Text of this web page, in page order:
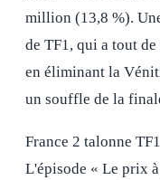
million (13,8 %).
de TF1, qui a tout
en éliminant la
un souffle de la
France 2 talonne
L'épisode « Le prix